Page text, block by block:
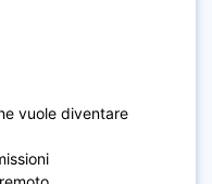
vuole diventare